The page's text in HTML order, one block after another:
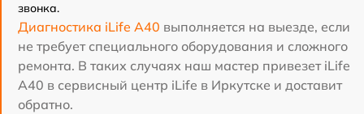
звонка.
Диагностика iLife A40 выполняется на выезде, если
не требует специального оборудования и сложного
ремонта. В таких случаях наш мастер привезет iLife
A40 в сервисный центр iLife в Иркутске и доставит
обратно.